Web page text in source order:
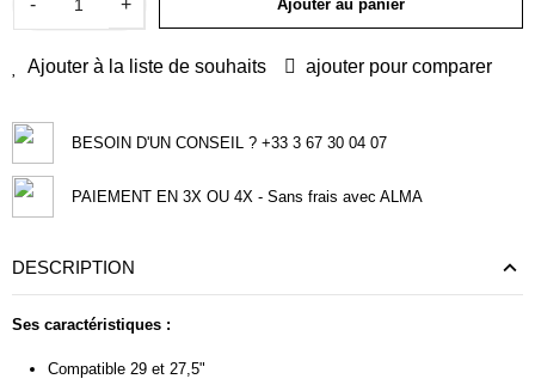
Ajouter au panier
Ajouter à la liste de souhaits ajouter pour comparer
BESOIN D'UN CONSEIL ? +33 3 67 30 04 07
PAIEMENT EN 3X OU 4X - Sans frais avec ALMA
DESCRIPTION
Ses caractéristiques :
Compatible 29 et 27,5"